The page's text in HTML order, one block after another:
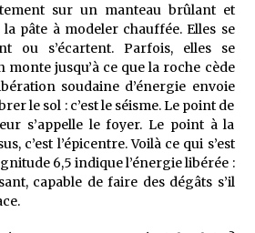
sur un manteau brûlant et
pâte à modeler chauffée. Elles se
ou s’écartent. Parfois, elles se
monte jusqu’à ce que la roche cède
soudaine d’énergie envoie
le sol : c’est le séisme. Le point de
s’appelle le foyer. Le point à la
c’est l’épicentre. Voilà ce qui s’est
6,5 indique l’énergie libérée :
capable de faire des dégâts s’il